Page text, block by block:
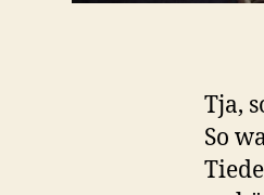
Tja,
So